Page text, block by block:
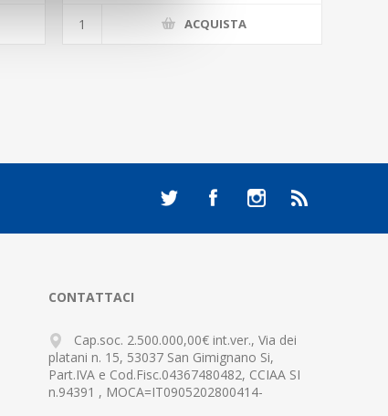
ACQUISTA
CONTATTACI
Cap.soc. 2.500.000,00€ int.ver., Via dei
platani n. 15, 53037 San Gimignano Si,
Part.IVA e Cod.Fisc.04367480482, CCIAA SI
n.94391 , MOCA=IT0905202800414-